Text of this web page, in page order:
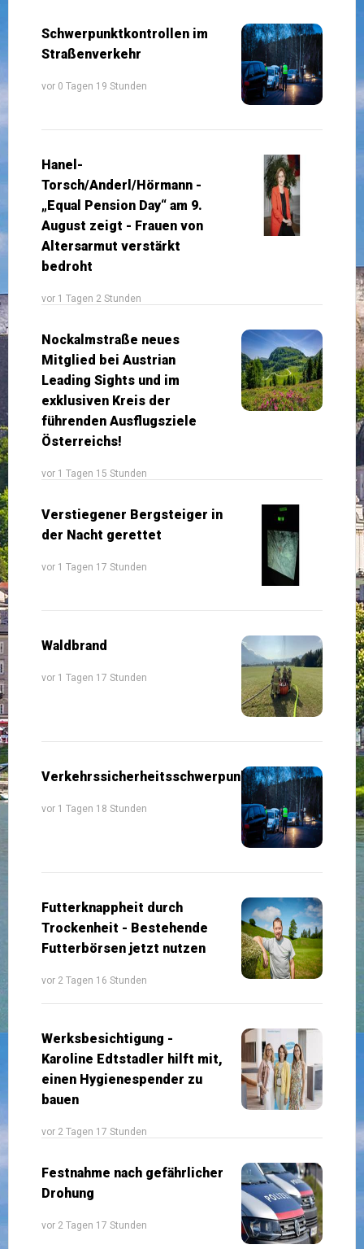
Schwerpunktkontrollen im
Straßenverkehr
vor 0 Tagen 19 Stunden
Hanel-
Torsch/Anderl/Hörmann -
„Equal Pension Day“ am 9.
August zeigt - Frauen von
Altersarmut verstärkt
bedroht
vor 1 Tagen 2 Stunden
Nockalmstraße neues
Mitglied bei Austrian
Leading Sights und im
exklusiven Kreis der
führenden Ausflugsziele
Österreichs!
vor 1 Tagen 15 Stunden
Verstiegener Bergsteiger in
der Nacht gerettet
vor 1 Tagen 17 Stunden
Waldbrand
vor 1 Tagen 17 Stunden
Verkehrssicherheitsschwerpunkte
vor 1 Tagen 18 Stunden
Futterknappheit durch
Trockenheit - Bestehende
Futterbörsen jetzt nutzen
vor 2 Tagen 16 Stunden
Werksbesichtigung -
Karoline Edtstadler hilft mit,
einen Hygienespender zu
bauen
vor 2 Tagen 17 Stunden
Festnahme nach gefährlicher
Drohung
vor 2 Tagen 17 Stunden